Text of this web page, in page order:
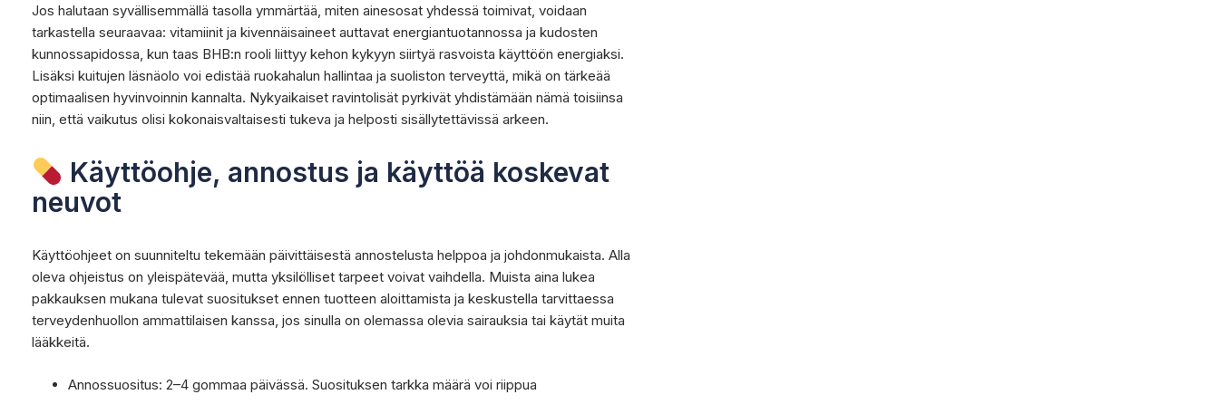
Jos halutaan syvällisemmällä tasolla ymmärtää, miten ainesosat yhdessä toimivat, voidaan
tarkastella seuraavaa: vitamiinit ja kivennäisaineet auttavat energiantuotannossa ja kudosten
kunnossapidossa, kun taas BHB:n rooli liittyy kehon kykyyn siirtyä rasvoista käyttöön energiaksi.
Lisäksi kuitujen läsnäolo voi edistää ruokahalun hallintaa ja suoliston terveyttä, mikä on tärkeää
optimaalisen hyvinvoinnin kannalta. Nykyaikaiset ravintolisät pyrkivät yhdistämään nämä toisiinsa
niin, että vaikutus olisi kokonaisvaltaisesti tukeva ja helposti sisällytettävissä arkeen.
Käyttöohje, annostus ja käyttöä koskevat
neuvot
Käyttöohjeet on suunniteltu tekemään päivittäisestä annostelusta helppoa ja johdonmukaista. Alla
oleva ohjeistus on yleispätevää, mutta yksilölliset tarpeet voivat vaihdella. Muista aina lukea
pakkauksen mukana tulevat suositukset ennen tuotteen aloittamista ja keskustella tarvittaessa
terveydenhuollon ammattilaisen kanssa, jos sinulla on olemassa olevia sairauksia tai käytät muita
lääkkeitä.
Annossuositus: 2–4 gommaa päivässä. Suosituksen tarkka määrä voi riippua